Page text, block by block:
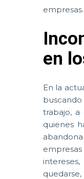
empresas.
en
En la
trabajo,
quienes